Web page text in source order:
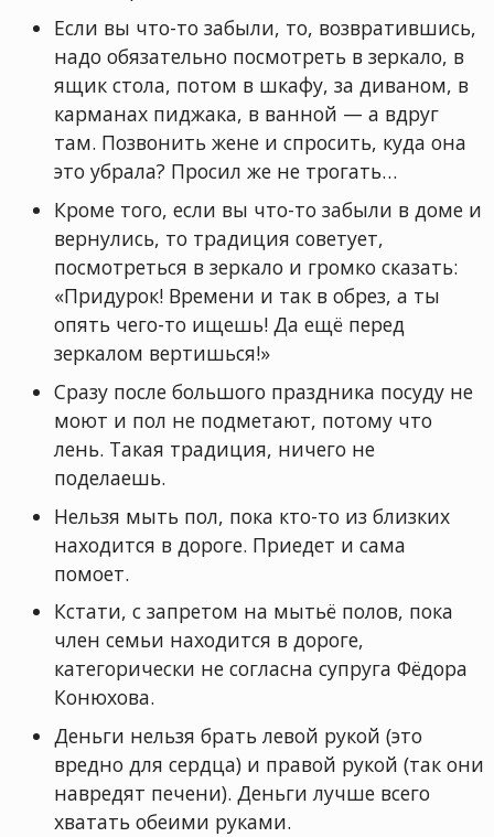
Если вы что-то забыли, то, возвратившись,
надо обязательно посмотреть в зеркало, в
ящик стола, потом в шкафу, за диваном, в
карманах пиджака, в ванной — а вдруг
там. Позвонить жене и спросить, куда она
это убрала? Просил же не трогать…
Кроме того, если вы что-то забыли в доме и
вернулись, то традиция советует,
посмотреться в зеркало и громко сказать:
«Придурок! Времени и так в обрез, а ты
опять чего-то ищешь! Да ещё перед
зеркалом вертишься!»
Сразу после большого праздника посуду не
моют и пол не подметают, потому что
лень. Такая традиция, ничего не
поделаешь.
Нельзя мыть пол, пока кто-то из близких
находится в дороге. Приедет и сама
помоет.
Кстати, с запретом на мытьё полов, пока
член семьи находится в дороге,
категорически не согласна супруга Фёдора
Конюхова.
Деньги нельзя брать левой рукой (это
вредно для сердца) и правой рукой (так они
навредят печени). Деньги лучше всего
хватать обеими руками.